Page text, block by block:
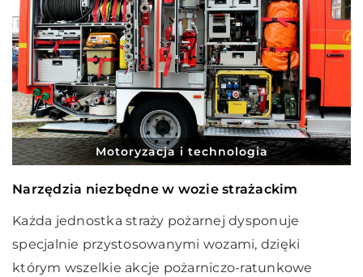
Motoryzacja i technologia
Narzędzia niezbędne w wozie strażackim
Każda jednostka straży pożarnej dysponuje
specjalnie przystosowanymi wozami, dzięki
którym wszelkie akcje pożarniczo-ratunkowe